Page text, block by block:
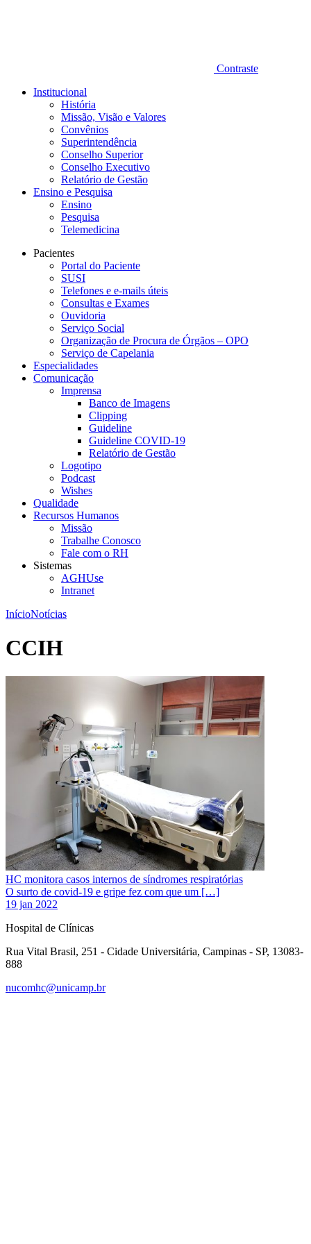
Contraste
Institucional
História
Missão, Visão e Valores
Convênios
Superintendência
Conselho Superior
Conselho Executivo
Relatório de Gestão
Ensino e Pesquisa
Ensino
Pesquisa
Telemedicina
Pacientes
Portal do Paciente
SUSI
Telefones e e-mails úteis
Consultas e Exames
Ouvidoria
Serviço Social
Organização de Procura de Órgãos – OPO
Serviço de Capelania
Especialidades
Comunicação
Imprensa
Banco de Imagens
Clipping
Guideline
Guideline COVID-19
Relatório de Gestão
Logotipo
Podcast
Wishes
Qualidade
Recursos Humanos
Missão
Trabalhe Conosco
Fale com o RH
Sistemas
AGHUse
Intranet
InícioNotícias
CCIH
HC monitora casos internos de síndromes respiratórias
O surto de covid-19 e gripe fez com que um […]
19 jan 2022
Hospital de Clínicas
Rua Vital Brasil, 251 - Cidade Universitária, Campinas - SP, 13083-
888
nucomhc@unicamp.br